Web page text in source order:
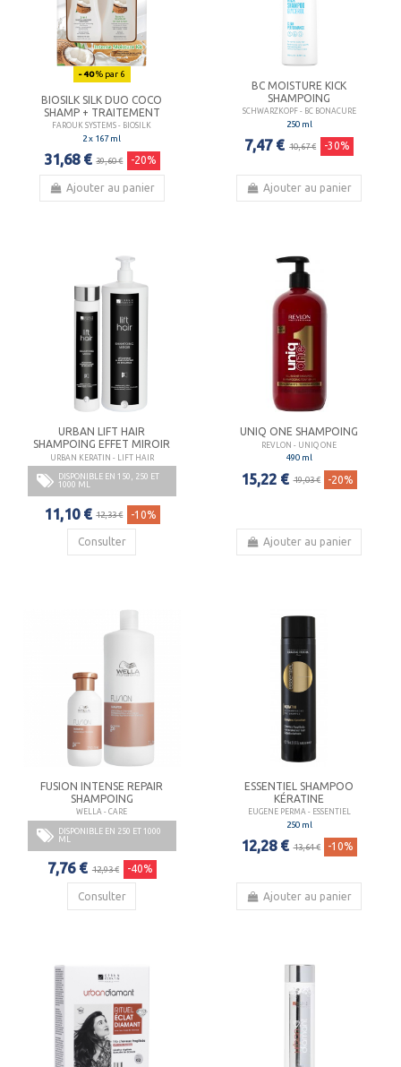
- 40% par 6
BIOSILK SILK DUO COCO
SHAMP + TRAITEMENT
FAROUK SYSTEMS - BIOSILK
2 x 167 ml
31,68 € 39,60 € -20%
Ajouter au panier
BC MOISTURE KICK
SHAMPOING
SCHWARZKOPF - BC BONACURE
250 ml
7,47 € 10,67 € -30%
Ajouter au panier
URBAN LIFT HAIR
SHAMPOING EFFET MIROIR
URBAN KERATIN - LIFT HAIR
DISPONIBLE EN 150, 250 ET
1000 ML
11,10 € 12,33 € -10%
Consulter
UNIQ ONE SHAMPOING
REVLON - UNIQ ONE
490 ml
15,22 € 19,03 € -20%
Ajouter au panier
FUSION INTENSE REPAIR
SHAMPOING
WELLA - CARE
DISPONIBLE EN 250 ET 1000
ML
7,76 € 12,93 € -40%
Consulter
ESSENTIEL SHAMPOO
KÉRATINE
EUGENE PERMA - ESSENTIEL
250 ml
12,28 € 13,64 € -10%
Ajouter au panier